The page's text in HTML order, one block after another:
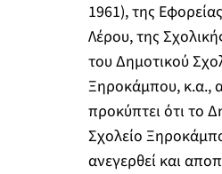
1961), της
Λέρου, της
του Δημοτικού
Ξηροκάμπου, κ.α.,
προκύπτει ότι το
Σχολείο
ανεγερθεί και